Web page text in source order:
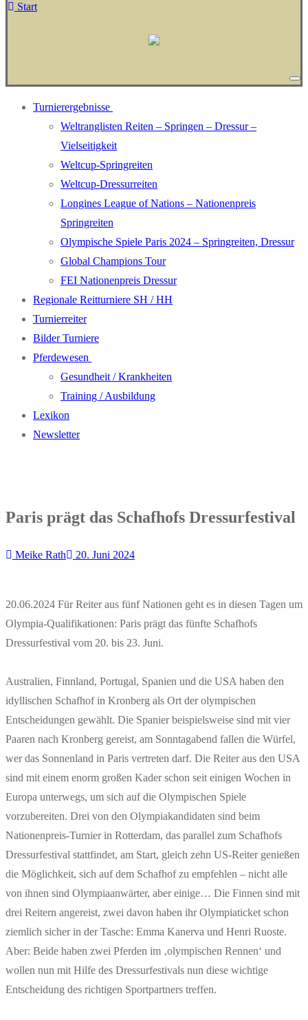
Start
Turnierergebnisse
Weltranglisten Reiten – Springen – Dressur –
Vielseitigkeit
Weltcup-Springreiten
Weltcup-Dressurreiten
Longines League of Nations – Nationenpreis
Springreiten
Olympische Spiele Paris 2024 – Springreiten, Dressur
Global Champions Tour
FEI Nationenpreis Dressur
Regionale Reitturniere SH / HH
Turnierreiter
Bilder Turniere
Pferdewesen
Gesundheit / Krankheiten
Training / Ausbildung
Lexikon
Newsletter
Paris prägt das Schafhofs Dressurfestival
Meike Rath 20. Juni 2024
20.06.2024 Für Reiter aus fünf Nationen geht es in diesen Tagen um
Olympia-Qualifikationen: Paris prägt das fünfte Schafhofs
Dressurfestival vom 20. bis 23. Juni.
Australien, Finnland, Portugal, Spanien und die USA haben den
idyllischen Schafhof in Kronberg als Ort der olympischen
Entscheidungen gewählt. Die Spanier beispielsweise sind mit vier
Paaren nach Kronberg gereist, am Sonntagabend fallen die Würfel,
wer das Sonnenland in Paris vertreten darf. Die Reiter aus den USA
sind mit einem enorm großen Kader schon seit einigen Wochen in
Europa unterwegs, um sich auf die Olympischen Spiele
vorzubereiten. Drei von den Olympiakandidaten sind beim
Nationenpreis-Turnier in Rotterdam, das parallel zum Schafhofs
Dressurfestival stattfindet, am Start, gleich zehn US-Reiter genießen
die Möglichkeit, sich auf dem Schafhof zu empfehlen – nicht alle
von ihnen sind Olympiaanwärter, aber einige… Die Finnen sind mit
drei Reitern angereist, zwei davon haben ihr Olympiaticket schon
ziemlich sicher in der Tasche: Emma Kanerva und Henri Ruoste.
Aber: Beide haben zwei Pferden im ‚olympischen Rennen‘ und
wollen nun mit Hilfe des Dressurfestivals nun diese wichtige
Entscheidung des richtigen Sportpartners treffen.